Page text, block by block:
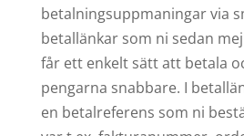
betalningsuppmaningar via
betallänkar som ni sedan
får ett enkelt sätt att betala
pengarna snabbare. I
en betalreferens som ni